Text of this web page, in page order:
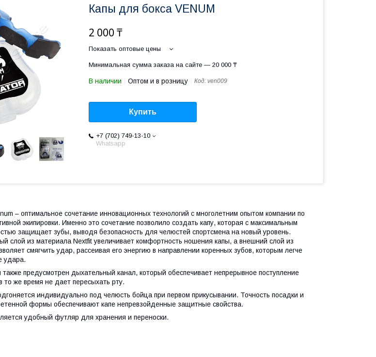
Капы для бокса VENUM
2 000 ₸
Показать оптовые цены
Минимальная сумма заказа на сайте — 20 000 ₸
В наличии Оптом и в розницу Код: ven009
Купить
+7 (702) 749-13-10
Whatsapp
– оптимальное сочетание инновационных технологий с многолетним опытом компании по
экипировки. Именно это сочетание позволило создать капу, которая с максимальным
защищает зубы, выводя безопасность для челюстей спортсмена на новый уровень.
слой из материала Nextfit увеличивает комфортность ношения капы, а внешний слой из
смягчить удар, рассеивая его энергию в направлении коренных зубов, которым легче
удара.
также предусмотрен дыхательный канал, который обеспечивает непрерывное поступление
то же время не дает пересыхать рту.
индивидуально под челюсть бойца при первом прикусывании. Точность посадки и
формы обеспечивают капе непревзойденные защитные свойства.
удобный футляр для хранения и переноски.